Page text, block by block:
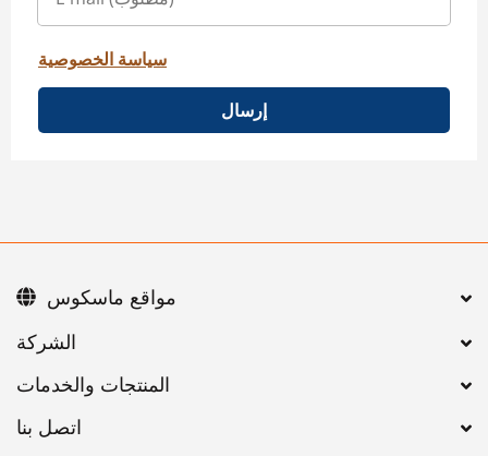
سياسة الخصوصية
إرسال
اتصل بنا
مواقع ماسكوس